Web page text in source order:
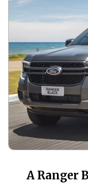
A Ranger